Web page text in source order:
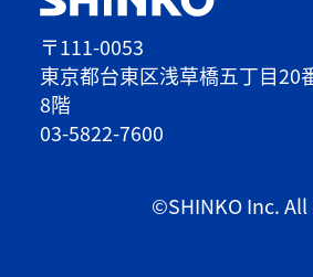
〒111-0053
東京都台東区浅草橋五丁目
8階
03-5822-7600
©SHINKO Inc.